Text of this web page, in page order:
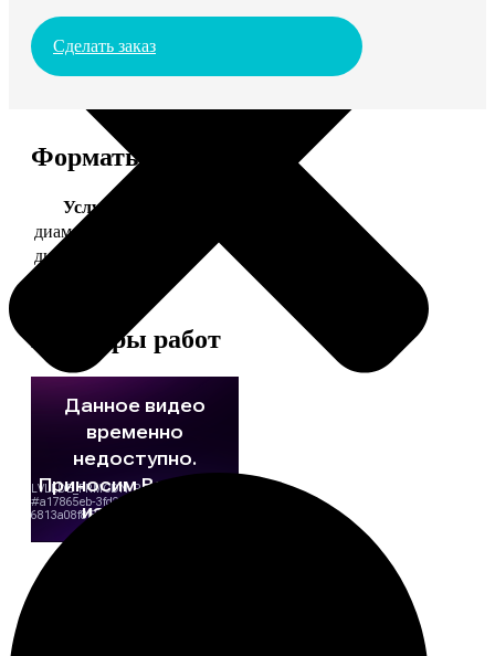
Сделать заказ
Форматы и цены
Услуга
диаметр 37 мм
диаметр 56 мм
Примеры работ